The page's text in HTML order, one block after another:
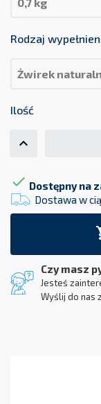
Rodzaj
Ilość
 Dostępny na
Dostawa w
Czy masz
Jesteś
Wyślij do nas